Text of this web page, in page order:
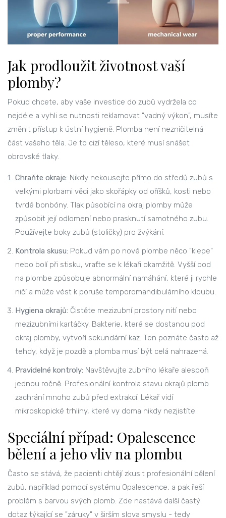
Jak prodloužit životnost vaší
plomby?
Pokud chcete, aby vaše investice do zubů vydržela co
nejdéle a vyhli se nutnosti reklamovat "vadný výkon", musíte
změnit přístup k ústní hygieně. Plomba není nezničitelná
část vašeho těla. Je to cizí těleso, které musí snášet
obrovské tlaky.
Chraňte okraje: Nikdy nekousejte přímo do středů zubů s
velkými plorbami věci jako skořápky od oříšků, kosti nebo
tvrdé bonbóny. Tlak působící na okraj plomby může
způsobit její odlomení nebo prasknutí samotného zubu.
Používejte boky zubů (stoličky) pro žvýkání.
Kontrola skusu: Pokud vám po nové plombe něco "klepe"
nebo bolí při stisku, vraťte se k lékaři okamžitě. Vyšší bod
na plombe způsobuje abnormální namáhání, které ji rychle
ničí a může vést k poruše temporomandibulárního kloubu.
Hygiena okrajů: Čistěte mezizubní prostory nití nebo
mezizubními kartáčky. Bakterie, které se dostanou pod
okraj plomby, vytvoří sekundární kaz. Ten poznáte často až
tehdy, když je pozdě a plomba musí být celá nahrazená.
Pravidelné kontroly: Navštěvujte zubního lékaře alespoň
jednou ročně. Profesionální kontrola stavu okrajů plomb
zachrání mnoho zubů před extrakcí. Lékař vidí
mikroskopické trhliny, které vy doma nikdy nezjistíte.
Speciální případ: Opalescence
bělení a jeho vliv na plombu
Často se stává, že pacienti chtějí zkusit profesionální bělení
zubů, například pomocí systému Opalescence, a pak řeší
problém s barvou svých plomb. Zde nastává další častý
dotaz týkající se "záruky" v širším slova smyslu - tedy